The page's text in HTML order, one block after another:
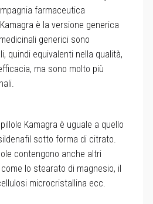
farmaceutica
è la versione generica
generici sono
quindi equivalenti nella qualità,
ma sono molto più
Kamagra è uguale a quello
sotto forma di citrato.
contengono anche altri
lo stearato di magnesio, il
microcristallina ecc.